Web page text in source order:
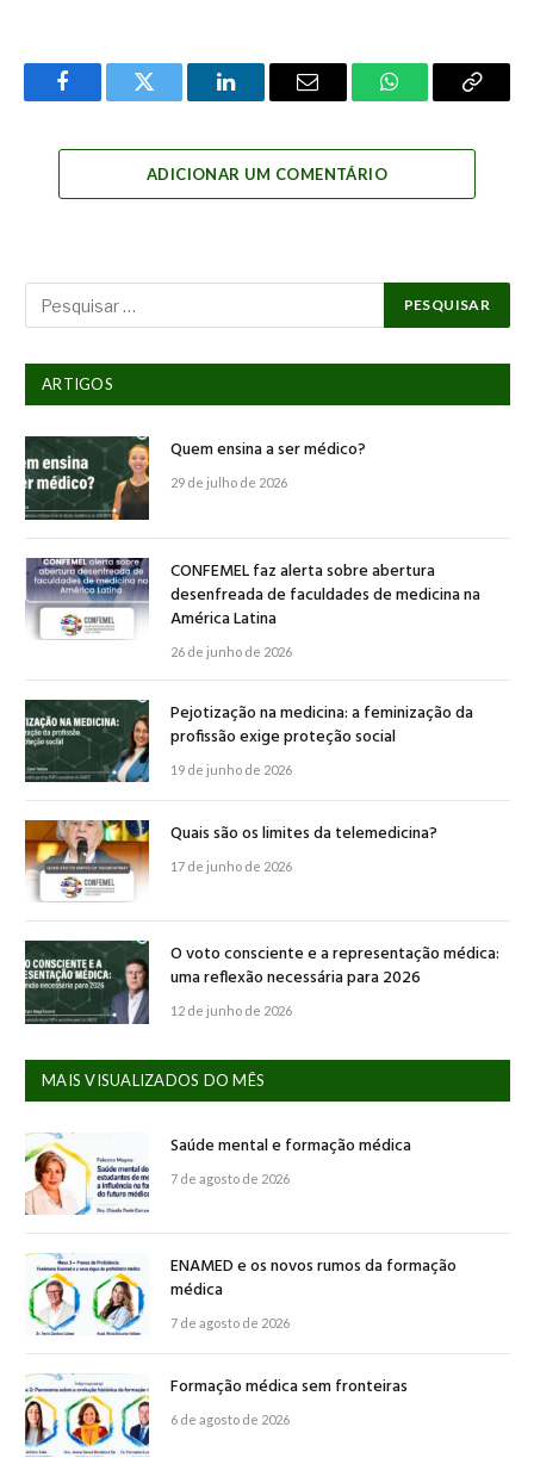
FacebookTwitter LinkedInEmail WhatsAppCopy
ADICIONAR UM COMENTÁRIO
ARTIGOS
Quem ensina a ser médico?
29 de julho de 2026
CONFEMEL faz alerta sobre abertura
desenfreada de faculdades de medicina na
América Latina
26 de junho de 2026
Pejotização na medicina: a feminização da
profissão exige proteção social
19 de junho de 2026
Quais são os limites da telemedicina?
17 de junho de 2026
O voto consciente e a representação médica:
uma reflexão necessária para 2026
12 de junho de 2026
MAIS VISUALIZADOS DO MÊS
Saúde mental e formação médica
7 de agosto de 2026
ENAMED e os novos rumos da formação
médica
7 de agosto de 2026
Formação médica sem fronteiras
6 de agosto de 2026